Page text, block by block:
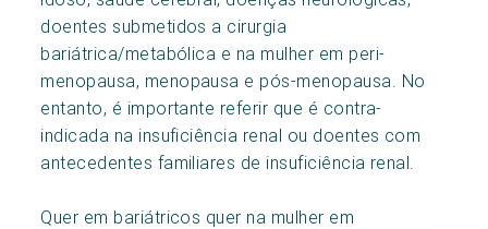
doentes submetidos a cirurgia
bariátrica/metabólica e na mulher em peri-
menopausa, menopausa e pós-menopausa. No
entanto, é importante referir que é contra-
indicada na insuficiência renal ou doentes com
antecedentes familiares de insuficiência renal.
Quer em bariátricos quer na mulher em